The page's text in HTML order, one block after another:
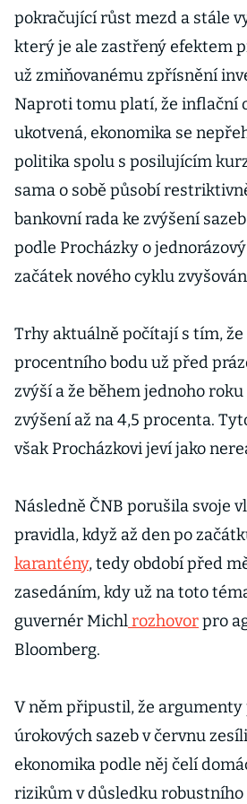
pokračující růst mezd a stále
který je ale zastřený efektem
už zmiňovanému zpřísnění
Naproti tomu platí, že inflační
ukotvená, ekonomika se
politika spolu s posilujícím
sama o sobě působí
bankovní rada ke zvýšení
podle Procházky o
začátek nového cyklu
Trhy aktuálně počítají s tím, že
procentního bodu už před
zvýší a že během jednoho
zvýšení až na 4,5 procenta.
však Procházkovi jeví jako
Následně ČNB porušila svoje
pravidla, když až den po
karantény, tedy období před
zasedáním, kdy už na toto
guvernér Michlrozhovorpro
Bloomberg.
V něm připustil, že argumenty
úrokových sazeb v červnu
ekonomika podle něj čelí
rizikům v důsledku robustního